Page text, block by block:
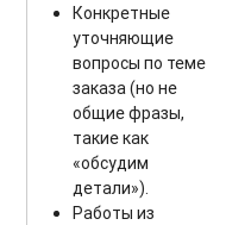
Конкретные
уточняющие
вопросы по теме
заказа (но не
общие фразы,
такие как
«обсудим
детали»).
Работы из